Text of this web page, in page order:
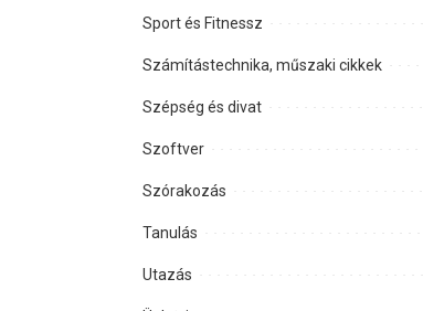
Sport és Fitnessz
Számítástechnika, műszaki cikkek
Szépség és divat
Szoftver
Szórakozás
Tanulás
Utazás